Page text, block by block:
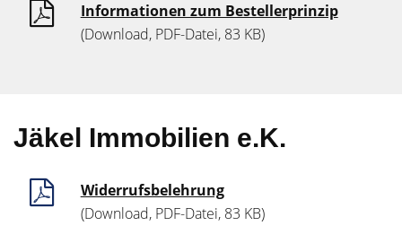
Informationen zum Bestellerprinzip
(Download, PDF-Datei, 83 KB)
Jäkel Immobilien e.K.
Widerrufsbelehrung
(Download, PDF-Datei, 83 KB)